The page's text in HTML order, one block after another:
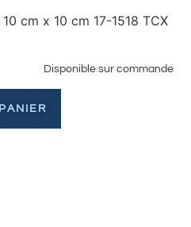
cm x 10 cm 17-1518 TCX
Disponible sur commande